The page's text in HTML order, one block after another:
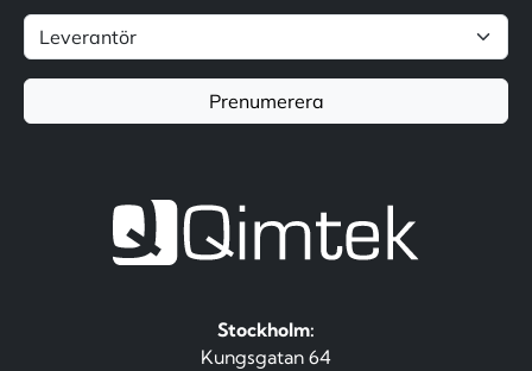
Prenumerera
Stockholm:
Kungsgatan 64